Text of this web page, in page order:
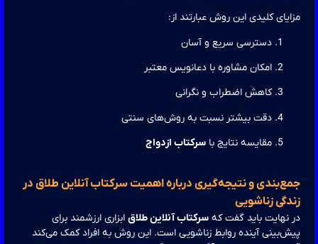
کلیدی این روش عبارتند از:
دسترسی سریع و آسان
امکان مشاوره با دعانویس معتبر
کاهش اضطراب و نگرانی
دقت بیشتر نسبت به روش‌های سنتی
مقایسه نتایج باسرکتاب ازدواج
و نتیجه‌گیری درباره اهمیت سرکتاب آنلاین طلاق در
زناشویی
نهایت باید گفت کهسرکتاب آنلاین طلاقابزاری ارزشمند برای
آینده روابط زناشویی است. این روش به افراد کمک می‌کند